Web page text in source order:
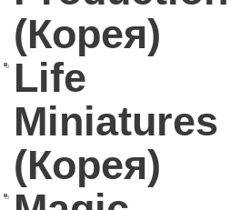
(Корея)
Life
Miniatures
(Корея)